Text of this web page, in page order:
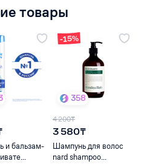
товары
и бальзам-
-15%
358
4 200₸
3 580₸
Шампунь для волос
nard shampoo...